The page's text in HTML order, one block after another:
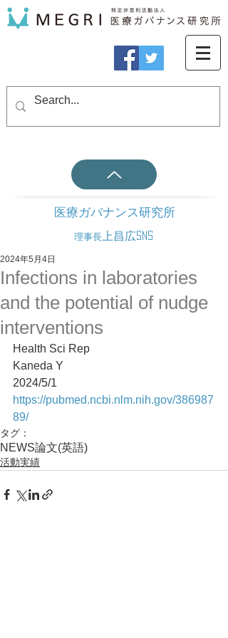
医療ガバナンス研究所
理事長 上昌広SNS
Infections in laboratories
and the potential of nudge
interventions
2024年5月4日
Health Sci Rep
Kaneda Y
2024/5/1
https://pubmed.ncbi.nlm.nih.gov/386987
89/
タグ：
NEWS論文(英語)
活動実績